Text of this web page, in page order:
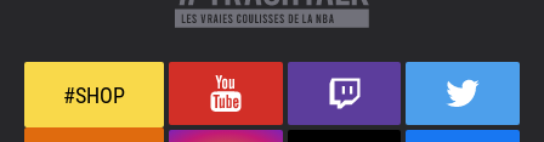
#SHOP